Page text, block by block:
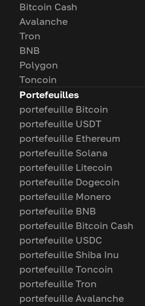
Bitcoin Cash
Avalanche
Tron
BNB
Polygon
Toncoin
Portefeuilles
portefeuille Bitcoin
portefeuille USDT
portefeuille Ethereum
portefeuille Solana
portefeuille Litecoin
portefeuille Dogecoin
portefeuille Monero
portefeuille BNB
portefeuille Bitcoin Cash
portefeuille USDC
portefeuille Shiba Inu
portefeuille Toncoin
portefeuille Tron
portefeuille Avalanche